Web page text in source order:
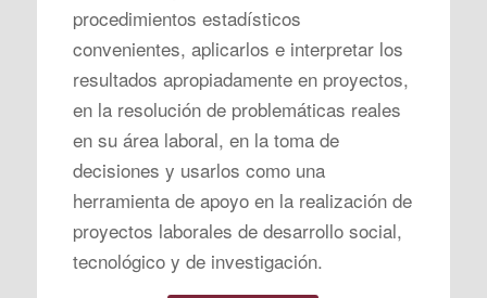
procedimientos estadísticos
convenientes, aplicarlos e interpretar los
resultados apropiadamente en proyectos,
en la resolución de problemáticas reales
en su área laboral, en la toma de
decisiones y usarlos como una
herramienta de apoyo en la realización de
proyectos laborales de desarrollo social,
tecnológico y de investigación.